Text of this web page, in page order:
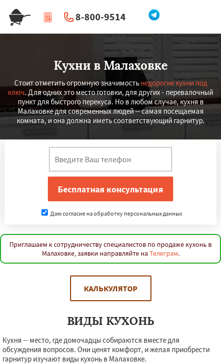
8-800-9514
| Перезвоните мне
Кухни в Малаховке
Стоит отметить огромную значимость недорогие кухни под
ключ. Для одних это место готовки, для других - перевалочный
пункт для быстрого перекуса. Но в любом случае, кухня в
Малаховке для современных людей -- самая посещаемая
комната, и она должна иметь соответствующий гарнитур.
Даю согласие на обработку персональных данных
Приглашаем к сотрудничеству специалистов по продаже кухонь в
Малаховке, заявки направляйте на Телеграм.
КАЛЬКУЛЯТОР
ВИДЫ КУХОНЬ
Кухня -- место, где домочадцы собираются вместе для
обсуждения вопросов. Они ценят комфорт, и желая приобрести
гарнитур изучают виды кухонь в Малаховке.